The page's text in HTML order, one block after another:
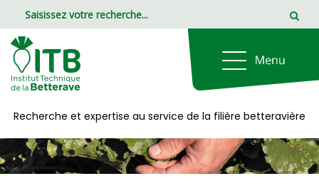
Recherche et expertise au service de la filière betteravière
Panneau de gestion des cookies